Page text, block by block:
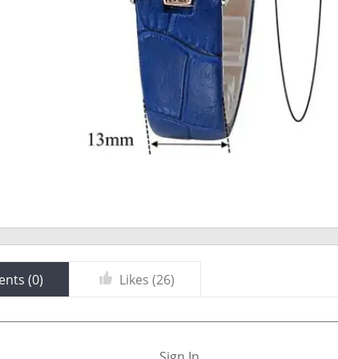
(0) Likes (26)